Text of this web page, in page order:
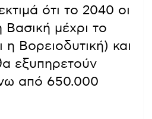
ότι το 2040 οι
μέχρι το
Βορειοδυτική) και
εξυπηρετούν
από 650.000